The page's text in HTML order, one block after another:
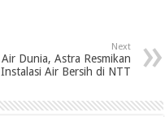
Next
Dunia, Astra Resmikan
Instalasi Air Bersih di NTT